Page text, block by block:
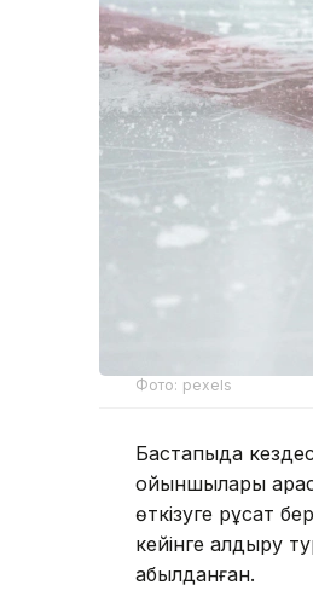
Фото: pexels
Бастапқыда
ойыншылары
өткізуге рұқсат
кейінге қалдыру
қабылданған.